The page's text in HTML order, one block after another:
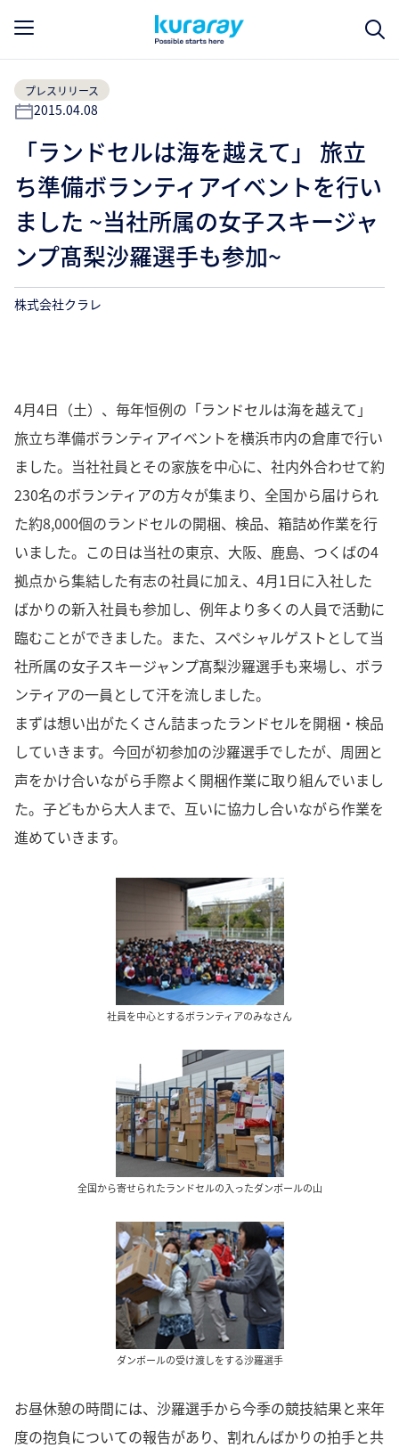
プレスリリース
2015.04.08
「ランドセルは海を越えて」 旅立
ち準備ボランティアイベントを行い
ました ~当社所属の女子スキージャ
ンプ髙梨沙羅選手も参加~
株式会社クラレ
4月4日（土）、毎年恒例の「ランドセルは海を越えて」
旅立ち準備ボランティアイベントを横浜市内の倉庫で行い
ました。当社社員とその家族を中心に、社内外合わせて約
230名のボランティアの方々が集まり、全国から届けられ
た約8,000個のランドセルの開梱、検品、箱詰め作業を行
いました。この日は当社の東京、大阪、鹿島、つくばの4
拠点から集結した有志の社員に加え、4月1日に入社した
ばかりの新入社員も参加し、例年より多くの人員で活動に
臨むことができました。また、スペシャルゲストとして当
社所属の女子スキージャンプ髙梨沙羅選手も来場し、ボラ
ンティアの一員として汗を流しました。
まずは想い出がたくさん詰まったランドセルを開梱・検品
していきます。今回が初参加の沙羅選手でしたが、周囲と
声をかけ合いながら手際よく開梱作業に取り組んでいまし
た。子どもから大人まで、互いに協力し合いながら作業を
進めていきます。
社員を中心とするボランティアのみなさん
全国から寄せられたランドセルの入ったダンボールの山
ダンボールの受け渡しをする沙羅選手
お昼休憩の時間には、沙羅選手から今季の競技結果と来年
度の抱負についての報告があり、割れんばかりの拍手と共